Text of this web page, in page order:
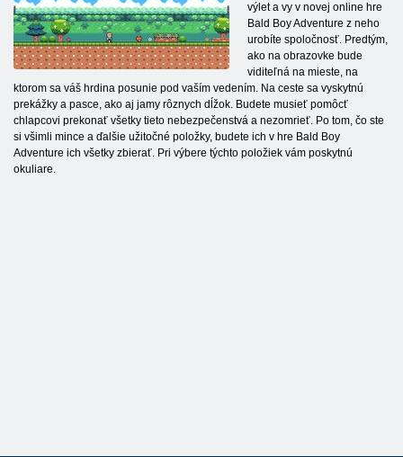
výlet a vy v novej online hre
Bald Boy Adventure z neho
urobíte spoločnosť. Predtým,
ako na obrazovke bude
viditeľná na mieste, na
ktorom sa váš hrdina posunie pod vaším vedením. Na ceste sa vyskytnú
prekážky a pasce, ako aj jamy rôznych dĺžok. Budete musieť pomôcť
chlapcovi prekonať všetky tieto nebezpečenstvá a nezomrieť. Po tom, čo ste
si všimli mince a ďalšie užitočné položky, budete ich v hre Bald Boy
Adventure ich všetky zbierať. Pri výbere týchto položiek vám poskytnú
okuliare.